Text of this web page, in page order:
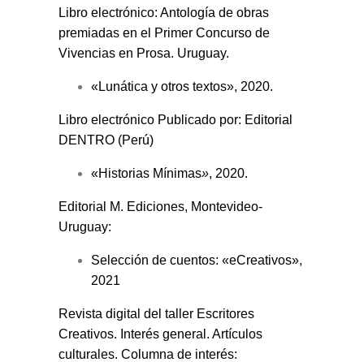
Libro electrónico: Antología de obras
premiadas en el Primer Concurso de
Vivencias en Prosa. Uruguay.
«Lunática y otros textos», 2020.
Libro electrónico Publicado por: Editorial
DENTRO (Perú)
«Historias Mínimas», 2020.
Editorial M. Ediciones, Montevideo-
Uruguay:
Selección de cuentos: «eCreativos»,
2021
Revista digital del taller Escritores
Creativos. Interés general. Artículos
culturales. Columna de interés: